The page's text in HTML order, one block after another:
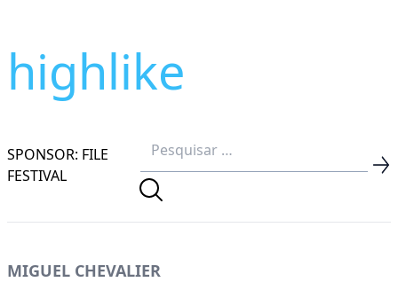
highlike
SPONSOR: FILE
FESTIVAL
MIGUEL CHEVALIER